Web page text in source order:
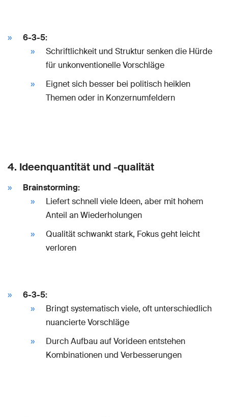
6-3-5:
Schriftlichkeit und Struktur senken die Hürde
für unkonventionelle Vorschläge
Eignet sich besser bei politisch heiklen
Themen oder in Konzernumfeldern
4. Ideenquantität und -qualität
Brainstorming:
Liefert schnell viele Ideen, aber mit hohem
Anteil an Wiederholungen
Qualität schwankt stark, Fokus geht leicht
verloren
6-3-5:
Bringt systematisch viele, oft unterschiedlich
nuancierte Vorschläge
Durch Aufbau auf Vorideen entstehen
Kombinationen und Verbesserungen